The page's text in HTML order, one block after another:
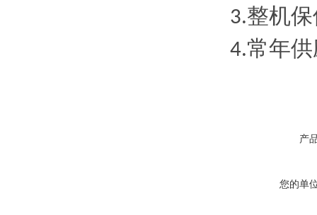
3.整机
4.常年
产
您的单